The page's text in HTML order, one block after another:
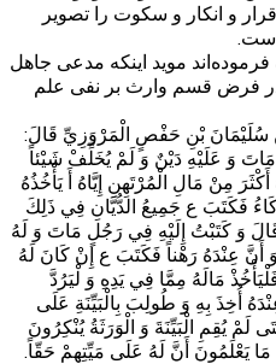
و انکار و سکوت را تصویر
موید اینکه مدعی جاهل
فرض قسم وارث بر نفی علم
بْنِ حَفْصٍ الْمَرْوَزِيِّ قَالَ:
وَ عَلَيْهِ دَيْنٌ وَ لَمْ يُخَلِّفْ شَيْئاً
مِنْ مَالِ الْمُرْتَهِنِ إِيَّاهُ أَ يَأْخُذُهُ
فَكَتَبَ ع جَمِيعُ الدُّيَّانِ فِي ذَلِكَ
وَ كَتَبْتُ إِلَيْهِ فِي رَجُلٍ مَاتَ وَ لَهُ
أَنَّ عِنْدَهُ رَهْناً فَكَتَبَ ع إِنْ كَانَ لَهُ
مَالَهُ مِمَّا فِي يَدِهِ وَ لْيَرُدَّ
أُخِذَ بِهِ وَ طُولِبَ بِالْبَيِّنَةِ عَلَى
لَمْ يُقِمِ الْبَيِّنَةَ وَ الْوَرَثَةُ يُنْكِرُونَ
يَعْلَمُونَ أَنَّ لَهُ عَلَى مَيِّتِهِمْ حَقّاً.